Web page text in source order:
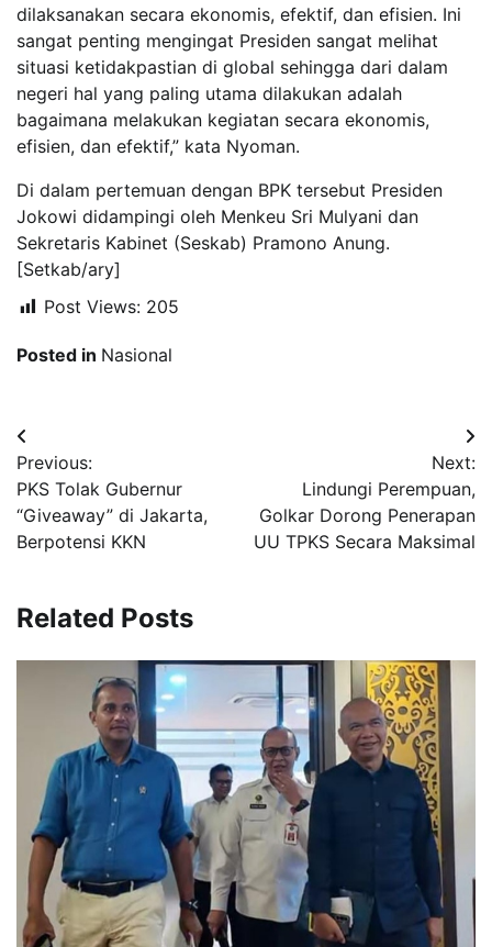
dilaksanakan secara ekonomis, efektif, dan efisien. Ini
sangat penting mengingat Presiden sangat melihat
situasi ketidakpastian di global sehingga dari dalam
negeri hal yang paling utama dilakukan adalah
bagaimana melakukan kegiatan secara ekonomis,
efisien, dan efektif,” kata Nyoman.
Di dalam pertemuan dengan BPK tersebut Presiden
Jokowi didampingi oleh Menkeu Sri Mulyani dan
Sekretaris Kabinet (Seskab) Pramono Anung.
[Setkab/ary]
Post Views: 205
Posted in Nasional
Navigasi
pos
Previous:
PKS Tolak Gubernur
“Giveaway” di Jakarta,
Berpotensi KKN
Next:
Lindungi Perempuan,
Golkar Dorong Penerapan
UU TPKS Secara Maksimal
Related Posts